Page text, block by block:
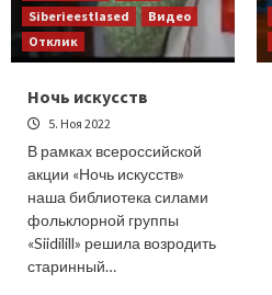
Siberieestlased
Видео
Отклик
Ночь искусств
5. Ноя 2022
В рамках всероссийской
акции «Ночь искусств»
наша библиотека силами
фольклорной группы
«Siidilill» решила возродить
старинный…